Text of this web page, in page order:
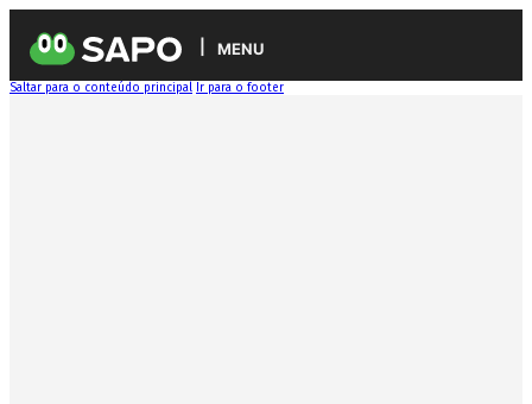
MENU
Saltar para o conteúdo principal Ir para o footer